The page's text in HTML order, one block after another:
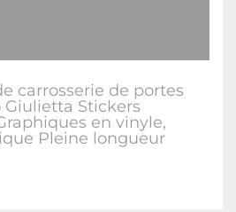
carrosserie de portes
Giulietta Stickers
en vinyle,
Pleine longueur